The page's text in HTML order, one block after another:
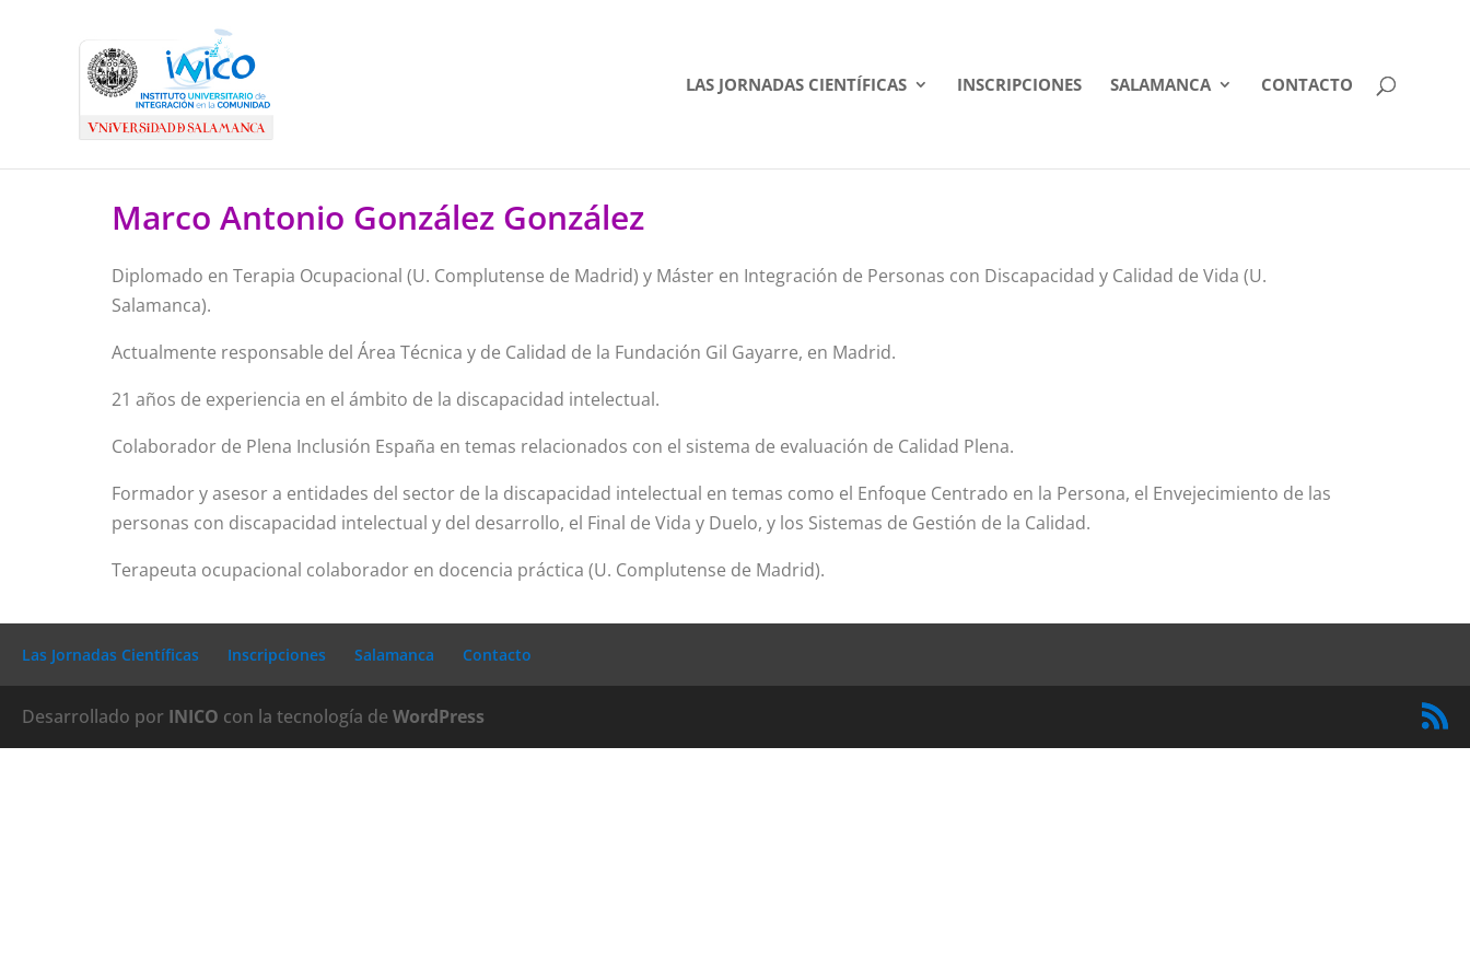
LAS JORNADAS CIENTÍFICAS INSCRIPCIONES SALAMANCA CONTACTO
Marco Antonio González González
Diplomado en Terapia Ocupacional (U. Complutense de Madrid) y Máster en Integración de Personas con Discapacidad y Calidad de Vida (U.
Salamanca).
Actualmente responsable del Área Técnica y de Calidad de la Fundación Gil Gayarre, en Madrid.
21 años de experiencia en el ámbito de la discapacidad intelectual.
Colaborador de Plena Inclusión España en temas relacionados con el sistema de evaluación de Calidad Plena.
Formador y asesor a entidades del sector de la discapacidad intelectual en temas como el Enfoque Centrado en la Persona, el Envejecimiento de las
personas con discapacidad intelectual y del desarrollo, el Final de Vida y Duelo, y los Sistemas de Gestión de la Calidad.
Terapeuta ocupacional colaborador en docencia práctica (U. Complutense de Madrid).
Las Jornadas Científicas Inscripciones Salamanca Contacto
Desarrollado por INICO con la tecnología de WordPress